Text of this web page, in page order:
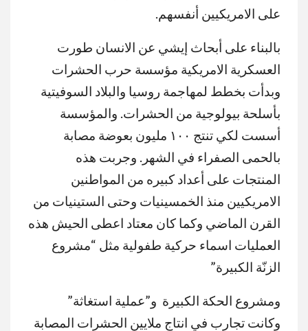
على الامريكيين أنفسهم.
بالبناء على أبحاث إيشي عن الانسان طورت
العسكرية الامريكية مؤسسة حرب الحشرات
وبدأت بخطط لمهاجمة روسيا والبلاد السوفيتية
بأسلحة بيولوجية من الحشرات. والمؤسسة
أسست لكي تنتج ١٠٠ مليون بعوضة مصابة
بالحمى الصفراء في الشهر. وجربت هذه
المنتجات على أعداد كبيره من المواطنين
الامريكيين منذ الخمسينيات وحتى الستينيات من
القرن الماضي وكما كان معتاد اعطى الحيش هذه
العمليات اسماء حركية طفولية مثل “مشروع
الزنّة الكبيرة”
ومشروع الحكة الكبيرة و”عملية استغاثة”
وكانت تجارب في انتاج ملايين الحشرات المصابة